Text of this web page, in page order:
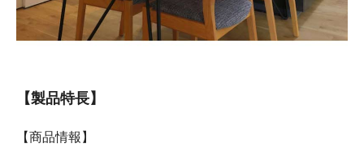
【製品特長】
【商品情報】